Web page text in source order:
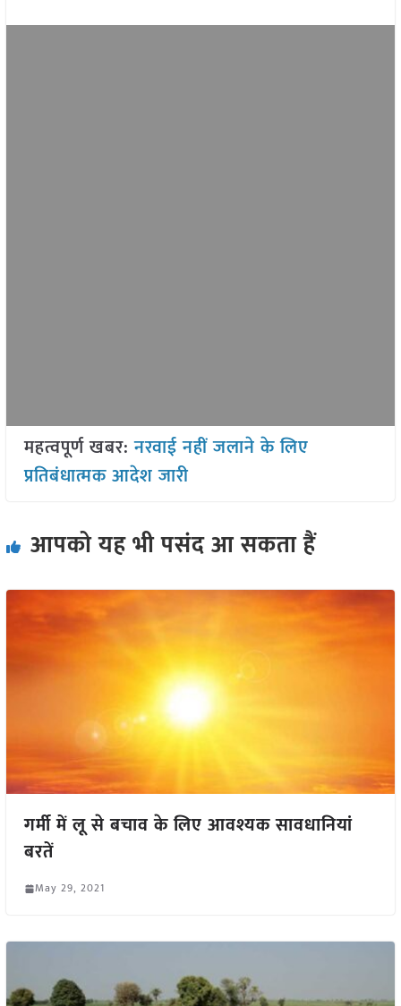
महत्वपूर्ण खबर:नरवाई नहीं जलाने के लिए
प्रतिबंधात्मक आदेश जारी
आपको यह भी पसंद आ सकता हैं
गर्मी में लू से बचाव के लिए आवश्यक सावधानियां
बरतें
May 29, 2021